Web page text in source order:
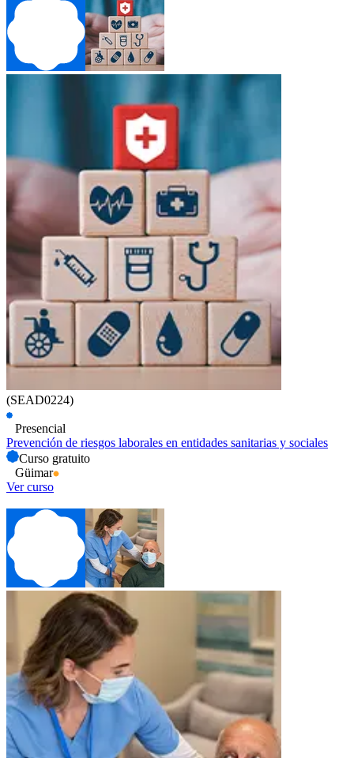
(SEAD0224)
Presencial
Prevención de riesgos laborales en entidades sanitarias y sociales
Curso gratuito
Güimar
Ver curso